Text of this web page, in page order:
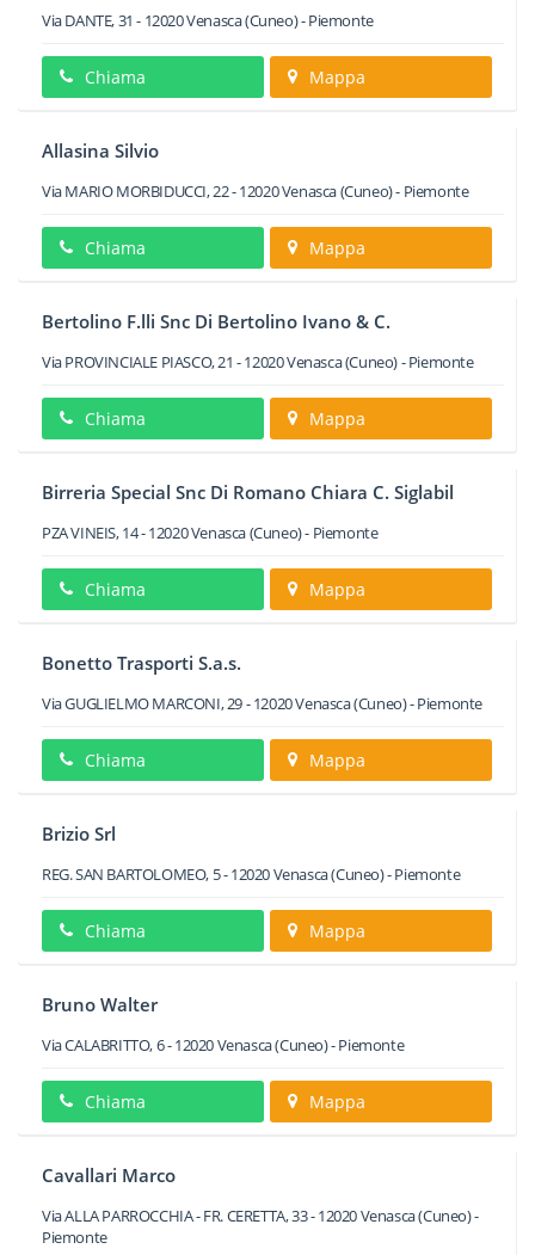
Via DANTE, 31 - 12020Venasca(Cuneo) -Piemonte
Chiama Mappa
Allasina Silvio
Via MARIO MORBIDUCCI, 22-12020Venasca(Cuneo) - Piemonte
Chiama Mappa
Bertolino F.lli Snc Di Bertolino Ivano & C.
Via PROVINCIALE PIASCO, 21 -12020Venasca(Cuneo) -Piemonte
Chiama Mappa
Birreria Special Snc Di Romano Chiara C. Siglabil
PZA VINEIS, 14-12020Venasca(Cuneo) - Piemonte
Chiama Mappa
Bonetto Trasporti S.a.s.
Via GUGLIELMO MARCONI, 29-12020Venasca(Cuneo) -Piemonte
Chiama Mappa
Brizio Srl
REG. SAN BARTOLOMEO, 5-12020Venasca(Cuneo) -Piemonte
Chiama Mappa
Bruno Walter
Via CALABRITTO, 6-12020Venasca(Cuneo) -Piemonte
Chiama Mappa
Cavallari Marco
Via ALLA PARROCCHIA - FR. CERETTA, 33-12020Venasca(Cuneo) -
Piemonte